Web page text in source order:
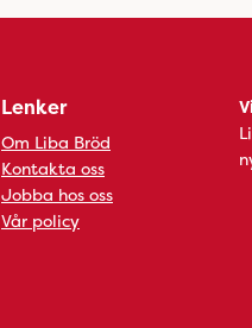
Lenker
Om Liba Bröd
Kontakta oss
Jobba hos oss
Vår policy